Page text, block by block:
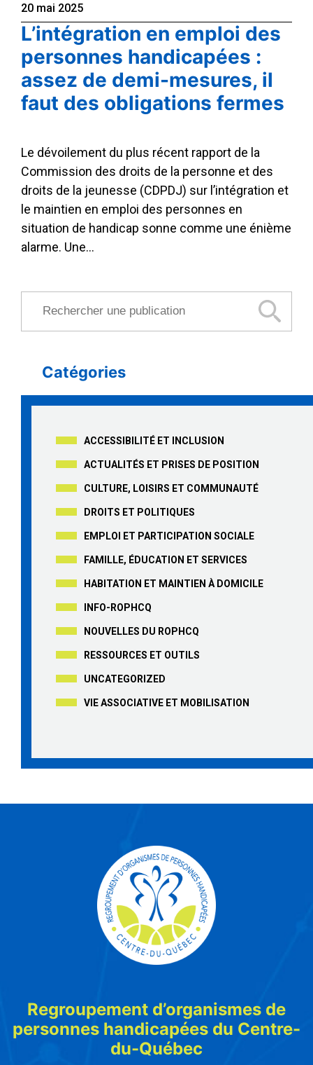
20 mai 2025
L’intégration en emploi des
personnes handicapées :
assez de demi-mesures, il
faut des obligations fermes
Le dévoilement du plus récent rapport de la
Commission des droits de la personne et des
droits de la jeunesse (CDPDJ) sur l’intégration et
le maintien en emploi des personnes en
situation de handicap sonne comme une énième
alarme. Une…
Catégories
ACCESSIBILITÉ ET INCLUSION
ACTUALITÉS ET PRISES DE POSITION
CULTURE, LOISIRS ET COMMUNAUTÉ
DROITS ET POLITIQUES
EMPLOI ET PARTICIPATION SOCIALE
FAMILLE, ÉDUCATION ET SERVICES
HABITATION ET MAINTIEN À DOMICILE
INFO-ROPHCQ
NOUVELLES DU ROPHCQ
RESSOURCES ET OUTILS
UNCATEGORIZED
VIE ASSOCIATIVE ET MOBILISATION
Regroupement d’organismes de
personnes handicapées du Centre-
du-Québec